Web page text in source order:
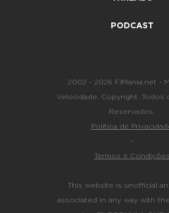
PODCAST
2002 - 2026 F1Mania.net -
Velocidade. Copyright. Todos
Reservados.
Política de
-
Termos e Condições
This website is unofficial
associated in any way with